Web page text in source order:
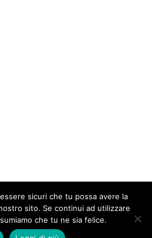
Policy
sicuri che tu possa avere la
sito. Se continui ad utilizzare
che tu ne sia felice.